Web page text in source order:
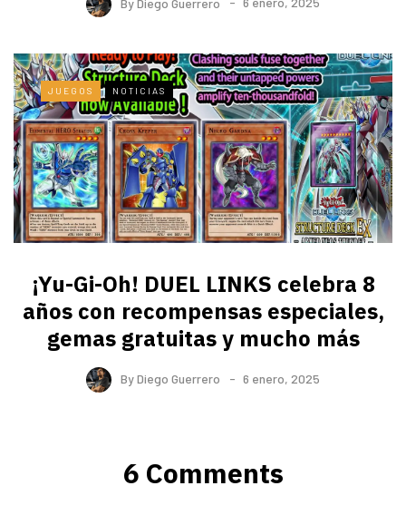
JUEGOS NOTICIAS
¡Yu-Gi-Oh! DUEL LINKS celebra 8
años con recompensas especiales,
gemas gratuitas y mucho más
ByDiego Guerrero 6 enero, 2025
6 Comments